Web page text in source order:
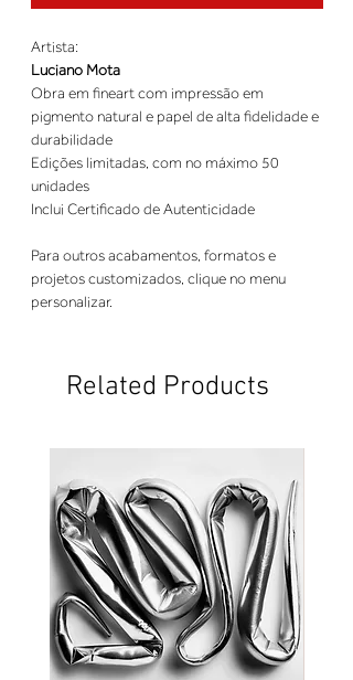
Artista:
Luciano Mota
Obra em fineart com impressão em
pigmento natural e papel de alta fidelidade e
durabilidade
Edições limitadas, com no máximo 50
unidades
Inclui Certificado de Autenticidade
Para outros acabamentos, formatos e
projetos customizados, clique no menu
personalizar.
Related Products